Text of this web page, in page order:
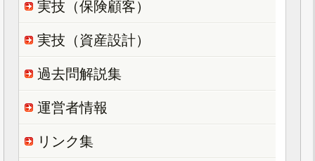
実技（保険顧客）
実技（資産設計）
過去問解説集
運営者情報
リンク集